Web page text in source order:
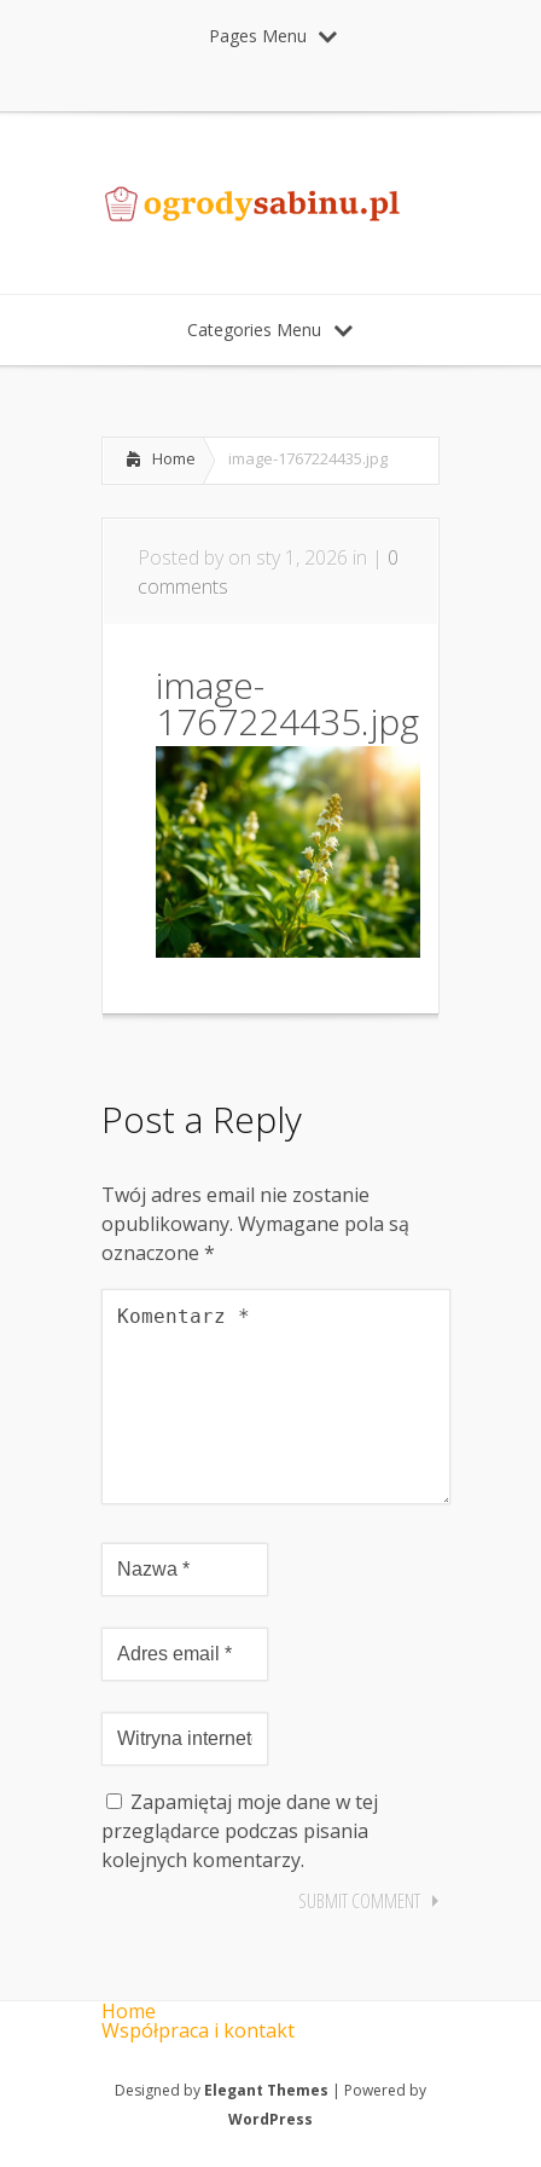
Pages Menu
Categories Menu
Home image-1767224435.jpg
Posted by on sty 1, 2026 in | 0
comments
image-
1767224435.jpg
Post a Reply
Twój adres email nie zostanie
opublikowany. Wymagane pola są
oznaczone *
Zapamiętaj moje dane w tej
przeglądarce podczas pisania
kolejnych komentarzy.
Home
Współpraca i kontakt
Designed by Elegant Themes | Powered by
WordPress